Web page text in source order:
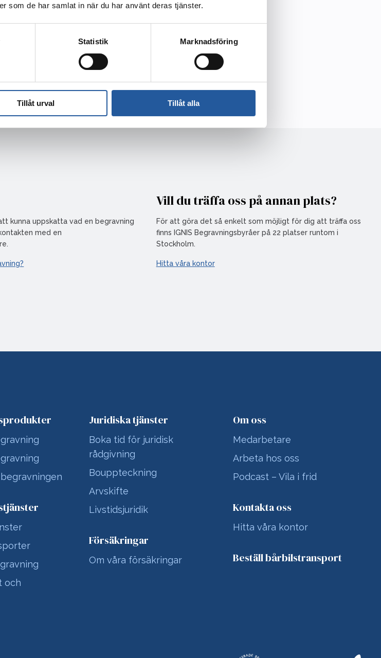
som de har samlat in när du har använt deras tjänster.
Statistik Marknadsföring
Tillåt urval Tillåt alla
90 som ligger ungefär mitt emellan
kunna uppskatta vad en begravning
med en
Vill du träffa oss på annan plats?
För att göra det så enkelt som möjligt för dig att träffa oss
finns IGNIS Begravningsbyråer på 22 platser runtom i
Stockholm.
Hitta våra kontor
och
Juridiska tjänster
Boka tid för juridisk
rådgivning
Bouppteckning
Arvskifte
Livstidsjuridik
Försäkringar
Om våra försäkringar
Om oss
Medarbetare
Arbeta hos oss
Podcast – Vila i frid
Kontakta oss
Hitta våra kontor
Beställ bårbilstransport